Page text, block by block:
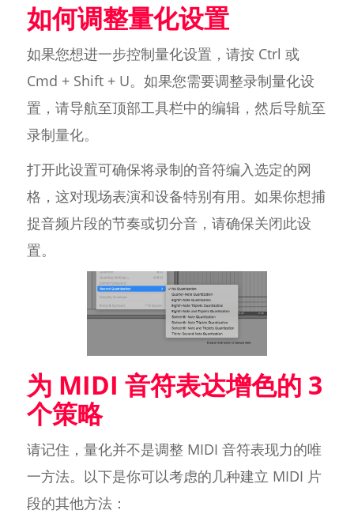
如何调整量化设置
如果您想进一步控制量化设置，请按 Ctrl 或
Cmd + Shift + U。如果您需要调整录制量化设
置，请导航至顶部工具栏中的编辑，然后导航至
录制量化。
打开此设置可确保将录制的音符编入选定的网
格，这对现场表演和设备特别有用。如果你想捕
捉音频片段的节奏或切分音，请确保关闭此设
置。
为 MIDI 音符表达增色的 3
个策略
请记住，量化并不是调整 MIDI 音符表现力的唯
一方法。以下是你可以考虑的几种建立 MIDI 片
段的其他方法：